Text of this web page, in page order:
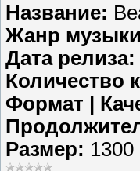
Название:
Жанр
Дата релиза:
Количество
Формат |
Размер: 1300